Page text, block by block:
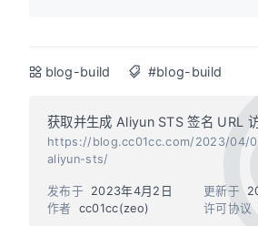
blog-build #blog-build
获取并生成 Aliyun STS 签名 URL
https://blog.cc01cc.com/2023/04/
aliyun-sts/
作者 cc01cc(zeo)
发布于 2023年4月2日 更新于
许可协议